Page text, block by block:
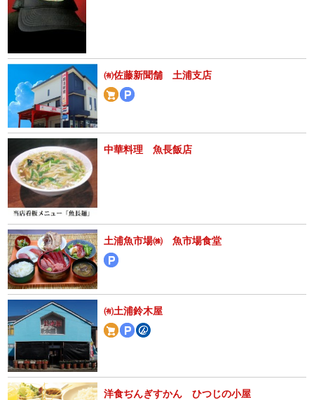
㈲佐藤新聞舗 土浦支店
中華料理 魚長飯店
土浦魚市場㈱ 魚市場食堂
㈲土浦鈴木屋
洋食ぢんぎすかん ひつじの小屋